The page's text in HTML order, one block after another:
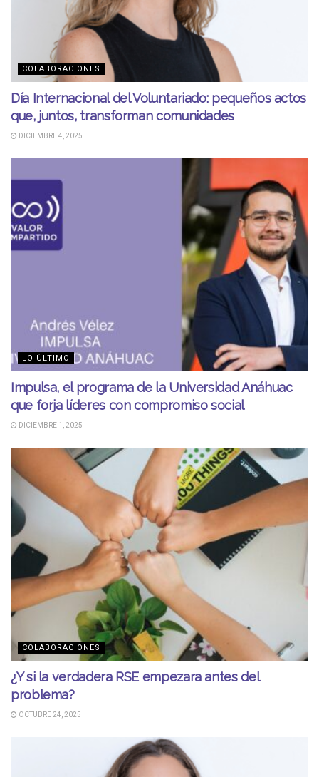
COLABORACIONES
Día Internacional del Voluntariado: pequeños actos
que, juntos, transforman comunidades
DICIEMBRE 4, 2025
LO ÚLTIMO
Impulsa, el programa de la Universidad Anáhuac
que forja líderes con compromiso social
DICIEMBRE 1, 2025
COLABORACIONES
¿Y si la verdadera RSE empezara antes del
problema?
OCTUBRE 24, 2025